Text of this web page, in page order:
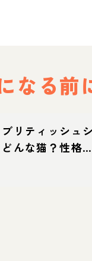
なる前
ブリティッシュシ
んな猫？性格・
・迎え方